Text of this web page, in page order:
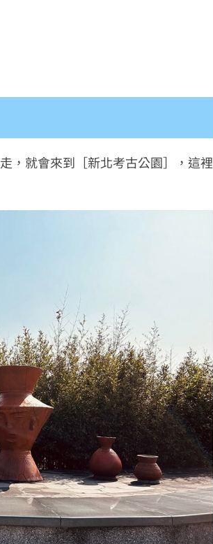
，就會來到［新北考古公園］，這裡